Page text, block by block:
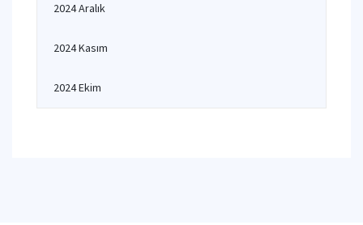
2024 Aralık
2024 Kasım
2024 Ekim